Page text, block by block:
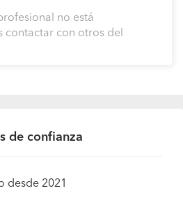
no está
contactar con otros del
de confianza
desde 2021